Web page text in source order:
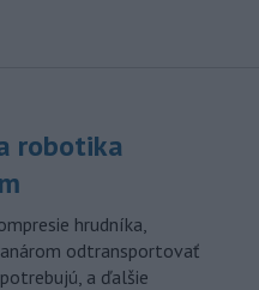
robotika
hrudníka,
odtransportovať
a ďalšie